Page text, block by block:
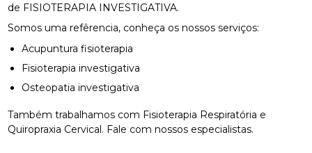
de FISIOTERAPIA INVESTIGATIVA.
Somos uma refêrencia, conheça os nossos serviços:
Acupuntura fisioterapia
Fisioterapia investigativa
Osteopatia investigativa
Também trabalhamos com Fisioterapia Respiratória e
Quiropraxia Cervical. Fale com nossos especialistas.